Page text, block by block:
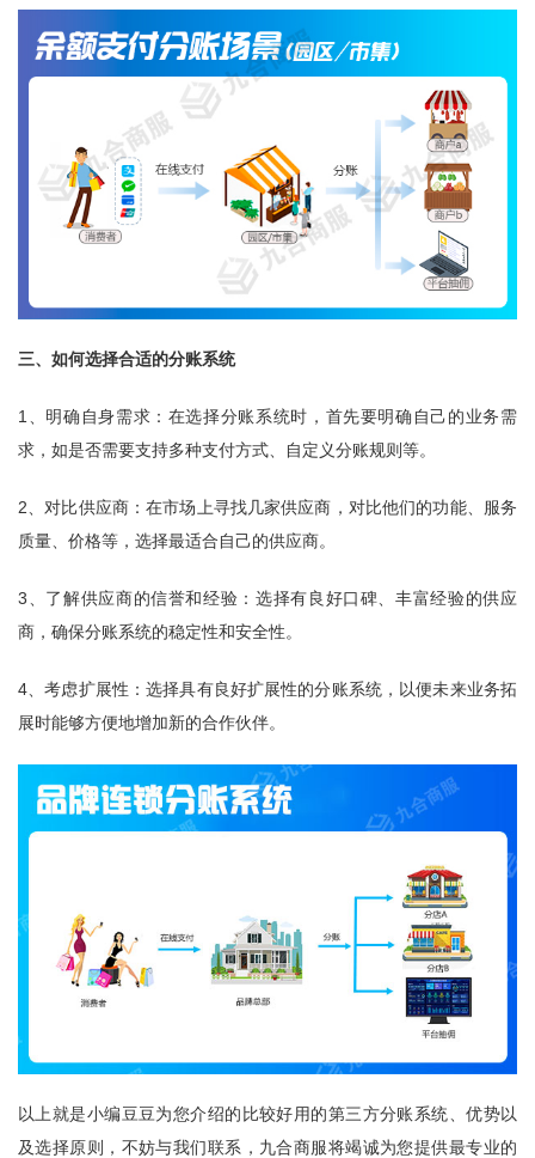
三、如何选择合适的分账系统
1、明确自身需求：在选择分账系统时，首先要明确自己的业务需
求，如是否需要支持多种支付方式、自定义分账规则等。
2、对比供应商：在市场上寻找几家供应商，对比他们的功能、服务
质量、价格等，选择最适合自己的供应商。
3、了解供应商的信誉和经验：选择有良好口碑、丰富经验的供应
商，确保分账系统的稳定性和安全性。
4、考虑扩展性：选择具有良好扩展性的分账系统，以便未来业务拓
展时能够方便地增加新的合作伙伴。
以上就是小编豆豆为您介绍的比较好用的第三方分账系统、优势以
及选择原则，不妨与我们联系， 九合商服将竭诚为您提供最专业的